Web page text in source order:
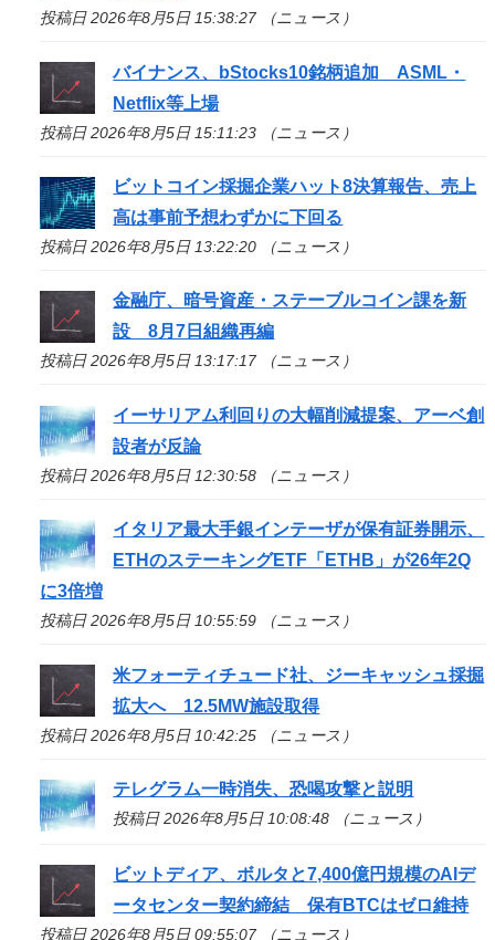
投稿日 2026年8月5日 15:38:27 （ニュース）
バイナンス、bStocks10銘柄追加 ASML・
Netflix等上場
投稿日 2026年8月5日 15:11:23 （ニュース）
ビットコイン採掘企業ハット8決算報告、売上
高は事前予想わずかに下回る
投稿日 2026年8月5日 13:22:20 （ニュース）
金融庁、暗号資産・ステーブルコイン課を新
設 8月7日組織再編
投稿日 2026年8月5日 13:17:17 （ニュース）
イーサリアム利回りの大幅削減提案、アーベ創
設者が反論
投稿日 2026年8月5日 12:30:58 （ニュース）
イタリア最大手銀インテーザが保有証券開示、
ETHのステーキングETF「ETHB」が26年2Q
に3倍増
投稿日 2026年8月5日 10:55:59 （ニュース）
米フォーティチュード社、ジーキャッシュ採掘
拡大へ 12.5MW施設取得
投稿日 2026年8月5日 10:42:25 （ニュース）
テレグラム一時消失、恐喝攻撃と説明
投稿日 2026年8月5日 10:08:48 （ニュース）
ビットディア、ボルタと7,400億円規模のAIデ
ータセンター契約締結 保有BTCはゼロ維持
投稿日 2026年8月5日 09:55:07 （ニュース）